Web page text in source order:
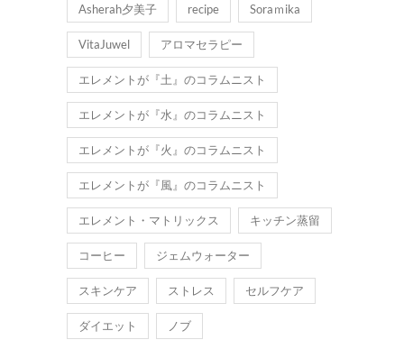
Asherah夕美子 recipe Soraｍika
VitaJuwel アロマセラピー
エレメントが『土』のコラムニスト
エレメントが『水』のコラムニスト
エレメントが『火』のコラムニスト
エレメントが『風』のコラムニスト
エレメント・マトリックス キッチン蒸留
コーヒー ジェムウォーター
スキンケア ストレス セルフケア
ダイエット ノブ